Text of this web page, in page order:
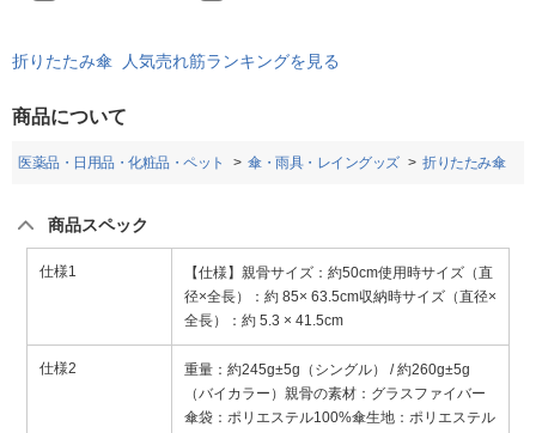
折りたたみ傘 人気売れ筋ランキングを見る
商品について
医薬品・日用品・化粧品・ペット 傘・雨具・レイングッズ 折りたたみ傘
商品スペック
仕様1
【仕様】親骨サイズ：約50cm使用時サイズ（直
径×全長）：約 85× 63.5cm収納時サイズ（直径×
全長）：約 5.3 × 41.5cm
仕様2
重量：約245g±5g（シングル） / 約260g±5g
（バイカラー）親骨の素材：グラスファイバー
傘袋：ポリエステル100%傘生地：ポリエステル